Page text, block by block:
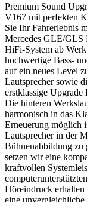
Premium Sound
V167 mit perfekten
Sie Ihr Fahrerlebnis
Mercedes GLE/GLS
HiFi-System ab
hochwertige Bass-
auf ein neues Level
Lautsprecher sowie
erstklassige Upgrade
Die hinteren
harmonisch in das
Erneuerung möglich
Lautsprecher in der
Bühnenabbildung zu
setzen wir eine
kraftvollen
Höreindruck
eine